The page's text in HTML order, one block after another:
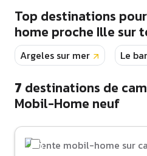
Top destinations
home proche Ille sur
Argeles sur mer Le
7 destinations de
Mobil-Home neuf